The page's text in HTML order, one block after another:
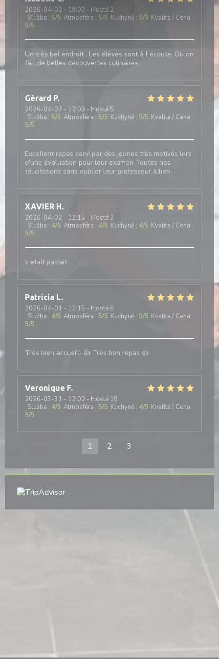
2026-04-02 - 19:00 - Hosté 2
Služba : 5/5 Atmosféra : 5/5 Kuchyně : 5/5 Kvalita / Cena :
5/5
Un très bel endroit . Les élèves sont à l écoute. Ou on
fait de belles découvertes culinaires.
Gérard P
2026-04-02 - 12:00 - Hosté 5
Služba : 5/5 Atmosféra : 5/5 Kuchyně : 5/5 Kvalita / Cena :
5/5
Excellent repas servi par des jeunes très motivés lors
d'une évaluation pour leur examen Toutes nos
félicitations sans oublier leur professeur Julien
XAVIER H
2026-04-02 - 12:15 - Hosté 2
Služba : 4/5 Atmosféra : 4/5 Kuchyně : 4/5 Kvalita / Cena :
5/5
c etait parfait
Patricia L
2026-04-01 - 12:15 - Hosté 6
Služba : 4/5 Atmosféra : 5/5 Kuchyně : 5/5 Kvalita / Cena :
5/5
Très bien accueilli 👍 Très bon repas 👍
Veronique F
2026-03-31 - 12:00 - Hosté 18
Služba : 4/5 Atmosféra : 5/5 Kuchyně : 4/5 Kvalita / Cena :
5/5
1 2 3